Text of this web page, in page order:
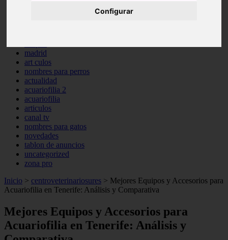
Configurar
madrid
art culos
nombres para perros
actualidad
acuariofilia 2
acuariofilia
articulos
canal tv
nombres para gatos
novedades
tablon de anuncios
uncategorized
zona pro
Inicio > centroveterinariosures > Mejores Equipos y Accesorios para
Acuariofilia en Tenerife: Análisis y Comparativa
Mejores Equipos y Accesorios para
Acuariofilia en Tenerife: Análisis y